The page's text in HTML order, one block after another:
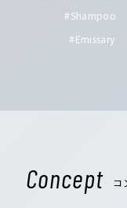
#Shampoo
#Emissary
Concept コ